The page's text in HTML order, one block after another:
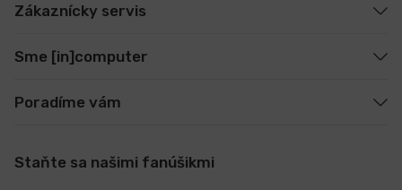
Zákaznícky servis
Sme [in]computer
Poradíme vám
Staňte sa našimi fanúšikmi